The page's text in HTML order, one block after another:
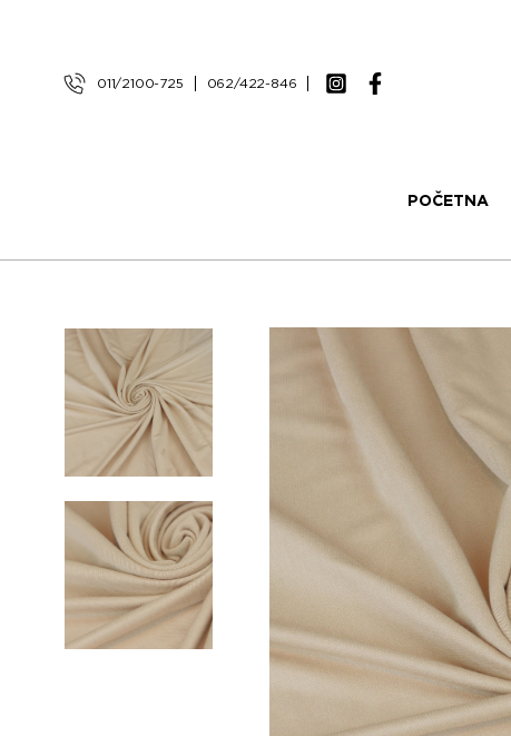
011/2100-725 062/422-846
POČETNA